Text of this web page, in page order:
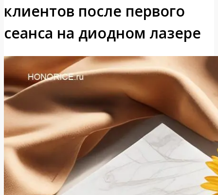
клиентов после первого
сеанса на диодном лазере